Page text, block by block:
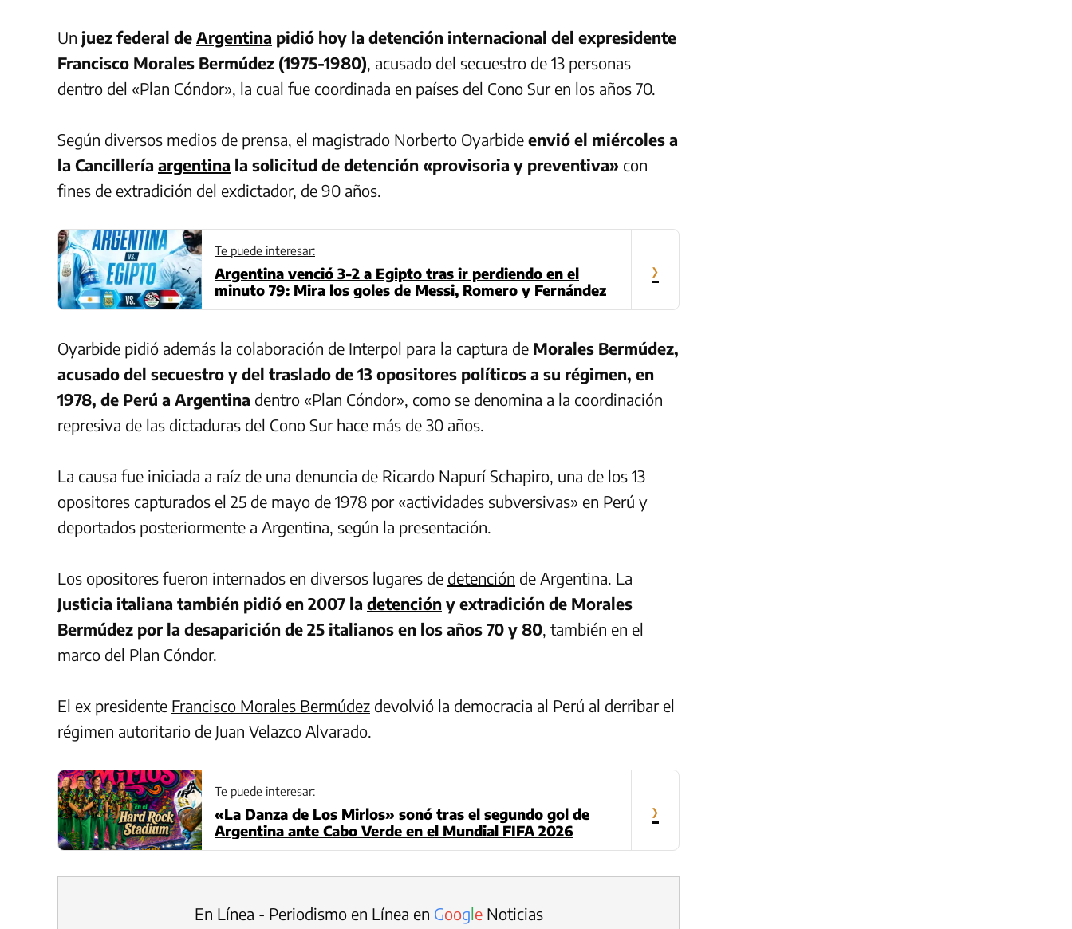
Un juez federal de Argentina pidió hoy la detención internacional del expresidente
Francisco Morales Bermúdez (1975-1980), acusado del secuestro de 13 personas
dentro del «Plan Cóndor», la cual fue coordinada en países del Cono Sur en los años 70.
Según diversos medios de prensa, el magistrado Norberto Oyarbide envió el miércoles a
la Cancillería argentina la solicitud de detención «provisoria y preventiva» con
fines de extradición del exdictador, de 90 años.
Te puede interesar:
Argentina venció 3-2 a Egipto tras ir perdiendo en el
minuto 79: Mira los goles de Messi, Romero y Fernández
›
Oyarbide pidió además la colaboración de Interpol para la captura de Morales Bermúdez,
acusado del secuestro y del traslado de 13 opositores políticos a su régimen, en
1978, de Perú a Argentina dentro «Plan Cóndor», como se denomina a la coordinación
represiva de las dictaduras del Cono Sur hace más de 30 años.
La causa fue iniciada a raíz de una denuncia de Ricardo Napurí Schapiro, una de los 13
opositores capturados el 25 de mayo de 1978 por «actividades subversivas» en Perú y
deportados posteriormente a Argentina, según la presentación.
Los opositores fueron internados en diversos lugares de detención de Argentina. La
Justicia italiana también pidió en 2007 la detención y extradición de Morales
Bermúdez por la desaparición de 25 italianos en los años 70 y 80, también en el
marco del Plan Cóndor.
El ex presidente Francisco Morales Bermúdez devolvió la democracia al Perú al derribar el
régimen autoritario de Juan Velazco Alvarado.
Te puede interesar:
«La Danza de Los Mirlos» sonó tras el segundo gol de
Argentina ante Cabo Verde en el Mundial FIFA 2026
›
En Línea - Periodismo en Línea en GoogleNoticias